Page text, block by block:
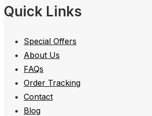
Quick Links
Special Offers
About Us
FAQs
Order Tracking
Contact
Blog